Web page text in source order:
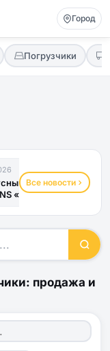
Город
Погрузчики
прицеп
«Хвост
к...
Все новости
продажа и